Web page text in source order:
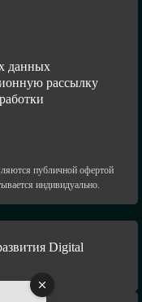
данных
рассылку
публичной офертой
индивидуально.
Digital